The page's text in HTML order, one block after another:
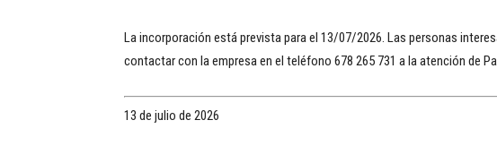
La incorporación está prevista para el 13/07/2026. Las personas
contactar con la empresa en el teléfono 678 265 731 a la atención de
13 de julio de 2026